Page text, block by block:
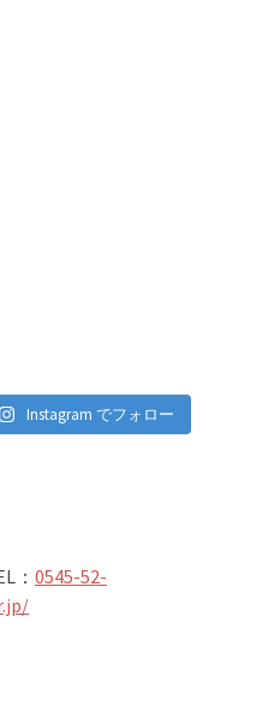
Instagram でフォロー
： 0545-52-